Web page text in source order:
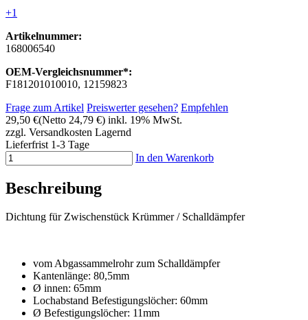
+1
Artikelnummer:
168006540
OEM-Vergleichsnummer*:
F181201010010, 12159823
Frage zum Artikel Preiswerter gesehen? Empfehlen
29,50 €(Netto 24,79 €) inkl. 19% MwSt.
zzgl. Versandkosten Lagernd
Lieferfrist 1-3 Tage
In den Warenkorb
Beschreibung
Dichtung für Zwischenstück Krümmer / Schalldämpfer
vom Abgassammelrohr zum Schalldämpfer
Kantenlänge: 80,5mm
Ø innen: 65mm
Lochabstand Befestigungslöcher: 60mm
Ø Befestigungslöcher: 11mm